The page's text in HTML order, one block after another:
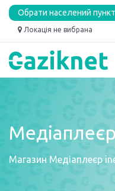
Обрати населений пункт
Локація не вибрана
Магазин Медіаплеєр